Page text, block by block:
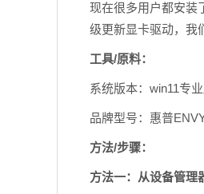
现在很多用户都安装
级更新显卡驱动，我
工具/原料：
系统版本：win11专
品牌型号：惠普
方法/步骤：
方法一：从设备管理